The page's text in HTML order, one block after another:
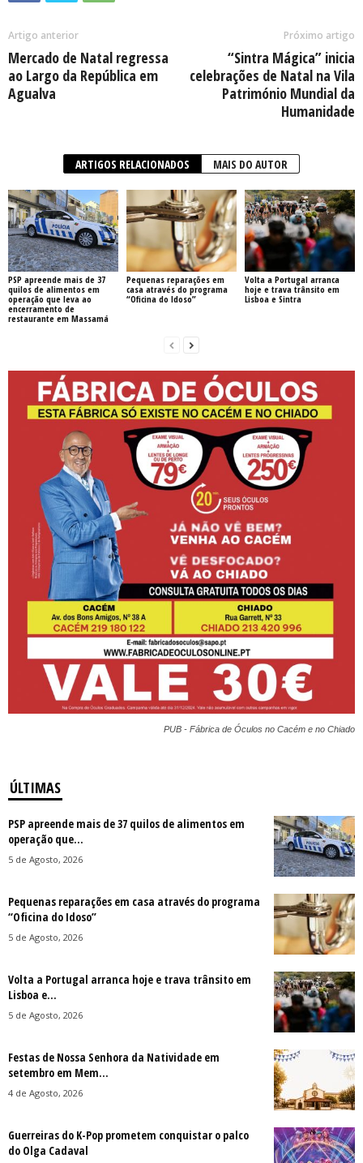
Artigo anterior
Mercado de Natal regressa
ao Largo da República em
Agualva
Próximo artigo
“Sintra Mágica” inicia
celebrações de Natal na Vila
Património Mundial da
Humanidade
ARTIGOS RELACIONADOS MAIS DO AUTOR
PSP apreende mais de 37
quilos de alimentos em
operação que leva ao
encerramento de
restaurante em Massamá
Pequenas reparações em
casa através do programa
“Oficina do Idoso”
Volta a Portugal arranca
hoje e trava trânsito em
Lisboa e Sintra
PUB - Fábrica de Óculos no Cacém e no Chiado
ÚLTIMAS
PSP apreende mais de 37 quilos de alimentos em
operação que...
5 de Agosto, 2026
Pequenas reparações em casa através do programa
“Oficina do Idoso”
5 de Agosto, 2026
Volta a Portugal arranca hoje e trava trânsito em
Lisboa e...
5 de Agosto, 2026
Festas de Nossa Senhora da Natividade em
setembro em Mem...
4 de Agosto, 2026
Guerreiras do K-Pop prometem conquistar o palco
do Olga Cadaval